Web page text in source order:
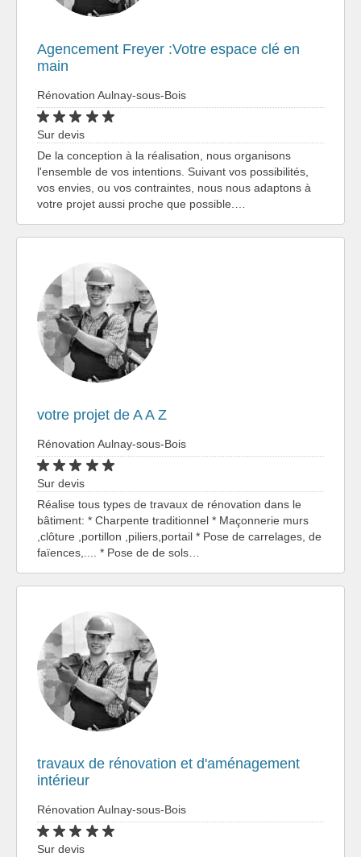
Agencement Freyer :Votre espace clé en
main
Rénovation Aulnay-sous-Bois
Sur devis
De la conception à la réalisation, nous organisons
l'ensemble de vos intentions. Suivant vos possibilités,
vos envies, ou vos contraintes, nous nous adaptons à
votre projet aussi proche que possible.…
votre projet de A A Z
Rénovation Aulnay-sous-Bois
Sur devis
Réalise tous types de travaux de rénovation dans le
bâtiment: * Charpente traditionnel * Maçonnerie murs
,clôture ,portillon ,piliers,portail * Pose de carrelages, de
faïences,.... * Pose de de sols…
travaux de rénovation et d'aménagement
intérieur
Rénovation Aulnay-sous-Bois
Sur devis